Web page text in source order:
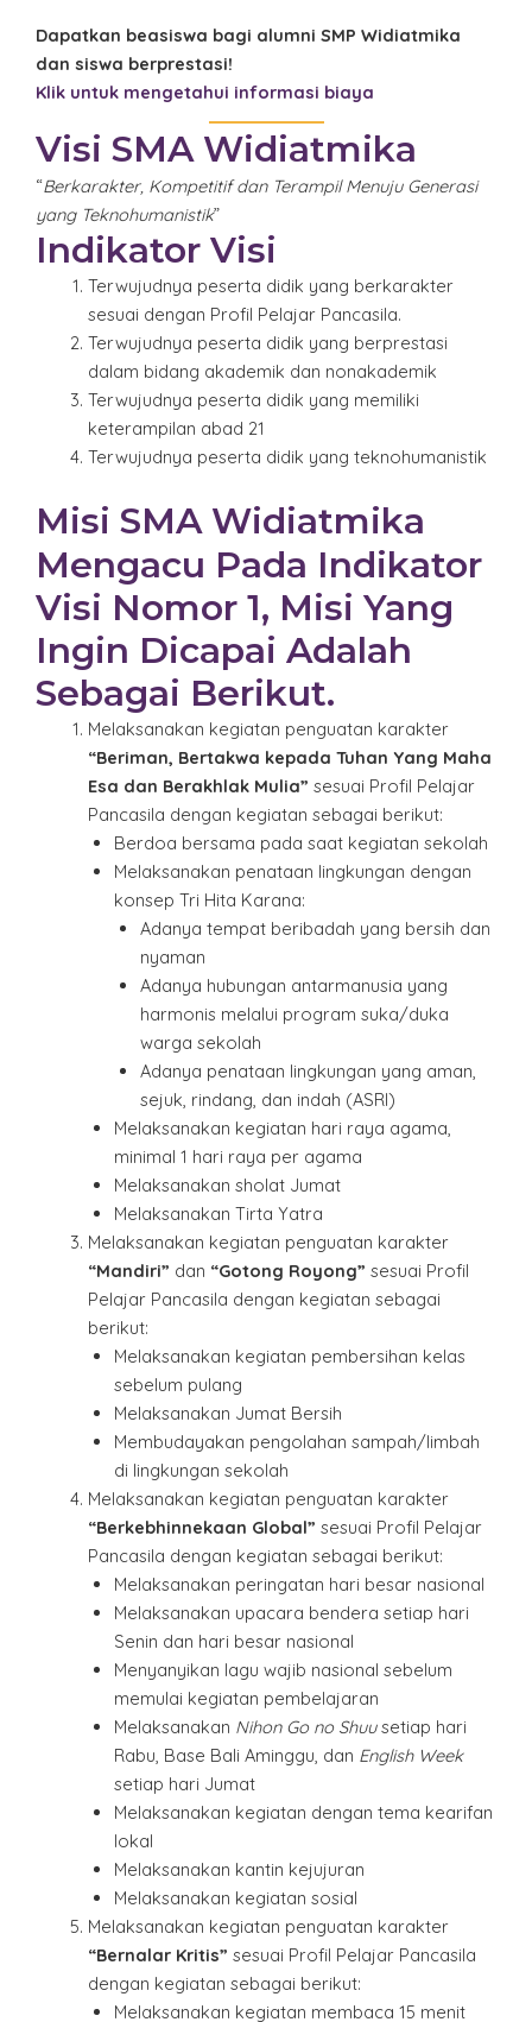
Dapatkan beasiswa bagi alumni SMP Widiatmika
dan siswa berprestasi!
Klik untuk mengetahui informasi biaya
Visi SMA Widiatmika
“Berkarakter, Kompetitif dan Terampil Menuju Generasi
yang Teknohumanistik”
Indikator Visi
Terwujudnya peserta didik yang berkarakter
sesuai dengan Profil Pelajar Pancasila.
Terwujudnya peserta didik yang berprestasi
dalam bidang akademik dan nonakademik
Terwujudnya peserta didik yang memiliki
keterampilan abad 21
Terwujudnya peserta didik yang teknohumanistik
Misi SMA Widiatmika
Mengacu Pada Indikator
Visi Nomor 1, Misi Yang
Ingin Dicapai Adalah
Sebagai Berikut.
Melaksanakan kegiatan penguatan karakter
“Beriman, Bertakwa kepada Tuhan Yang Maha
Esa dan Berakhlak Mulia” sesuai Profil Pelajar
Pancasila dengan kegiatan sebagai berikut:
Berdoa bersama pada saat kegiatan sekolah
Melaksanakan penataan lingkungan dengan
konsep Tri Hita Karana:
Adanya tempat beribadah yang bersih dan
nyaman
Adanya hubungan antarmanusia yang
harmonis melalui program suka/duka
warga sekolah
Adanya penataan lingkungan yang aman,
sejuk, rindang, dan indah (ASRI)
Melaksanakan kegiatan hari raya agama,
minimal 1 hari raya per agama
Melaksanakan sholat Jumat
Melaksanakan Tirta Yatra
Melaksanakan kegiatan penguatan karakter
“Mandiri” dan “Gotong Royong” sesuai Profil
Pelajar Pancasila dengan kegiatan sebagai
berikut:
Melaksanakan kegiatan pembersihan kelas
sebelum pulang
Melaksanakan Jumat Bersih
Membudayakan pengolahan sampah/limbah
di lingkungan sekolah
Melaksanakan kegiatan penguatan karakter
“Berkebhinnekaan Global” sesuai Profil Pelajar
Pancasila dengan kegiatan sebagai berikut:
Melaksanakan peringatan hari besar nasional
Melaksanakan upacara bendera setiap hari
Senin dan hari besar nasional
Menyanyikan lagu wajib nasional sebelum
memulai kegiatan pembelajaran
Melaksanakan Nihon Go no Shuusetiap hari
Rabu, Base Bali Aminggu, dan English Week
setiap hari Jumat
Melaksanakan kegiatan dengan tema kearifan
lokal
Melaksanakan kantin kejujuran
Melaksanakan kegiatan sosial
Melaksanakan kegiatan penguatan karakter
“Bernalar Kritis” sesuai Profil Pelajar Pancasila
dengan kegiatan sebagai berikut:
Melaksanakan kegiatan membaca 15 menit